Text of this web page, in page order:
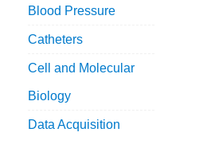
Blood Pressure
Catheters
Cell and Molecular
Biology
Data Acquisition